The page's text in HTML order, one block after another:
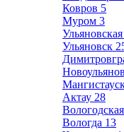
Ковров 5
Муром 3
Ульяновск
Актау 28
Вологда 13